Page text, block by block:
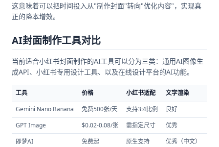
这意味着可以把时间投入从"制作封面"转向"优化内容"，实现真
正的降本增效。
AI封面制作工具对比
当前适合小红书封面制作的AI工具可以分为三类：通用AI图像生
成API、小红书专用设计工具、以及在线设计平台的AI功能。
工具 价格 小红书适配 文字渲染
Gemini Nano Banana
免费500张/天 支持3:4比例 良好
GPT Image
$0.02-0.08/张 需指定尺寸 优秀
即梦AI
免费起 原生支持 优秀（中文）